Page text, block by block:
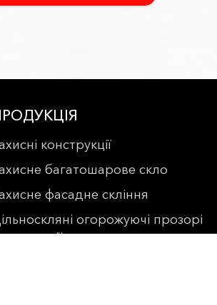
конструкції
багатошарове скло
фасадне скління
огорожуючі прозорі